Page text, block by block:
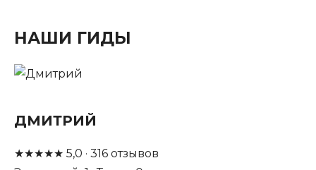
НАШИ ГИДЫ
ДМИТРИЙ
★★★★★ 5,0 · 316 отзывов